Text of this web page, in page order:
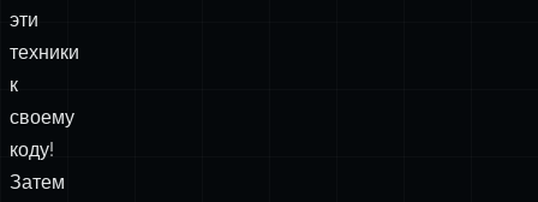
эти
техники
к
своему
коду!
Затем